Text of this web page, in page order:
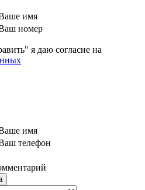
имя
номер
я даю согласие на
имя
телефон